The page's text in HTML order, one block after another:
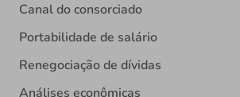
Canal do consorciado
Portabilidade de salário
Renegociação de dívidas
Análises econômicas